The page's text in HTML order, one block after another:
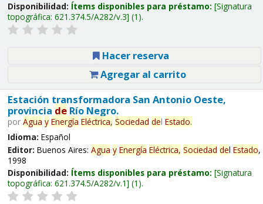
Disponibilidad: Ítems disponibles para préstamo: Signatura
topográfica: 621.374.5/A282/v.3 (1).
Hacer reserva
Agregar al carrito
Estación transformadora San Antonio Oeste,
provincia deRío Negro.
por Agua y Energía Eléctrica, Sociedad del Estado.
Idioma: Español
Editor: Buenos Aires: Agua y Energía Eléctrica, Sociedad del Estado,
1998
Disponibilidad: Ítems disponibles para préstamo: Signatura
topográfica: 621.374.5/A282/v.1 (1).